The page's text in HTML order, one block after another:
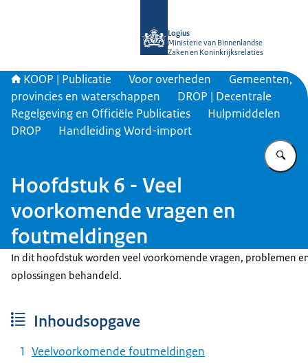
Logius
Ministerie van Binnenlandse
Zaken en Koninkrijksrelaties
KOOP | Publicatie Voor overheden
Gemeenten,
provincies en waterschappen
DROP | Decentrale
Regelgeving en Officiële Publicaties
Hulpmiddelen
DROP
Handleiding Word-import
Hoofdstuk 6 - Veel
voorkomende vragen en
foutmeldingen
In dit hoofdstuk worden veel voorkomende vragen, problemen
oplossingen behandeld.
Inhoudsopgave
Veelvoorkomende foutmeldingen